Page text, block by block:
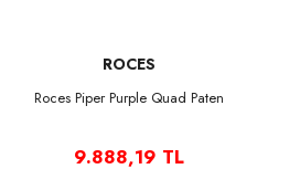
ROCES
Roces Piper Purple Quad Paten
9.888,19 TL